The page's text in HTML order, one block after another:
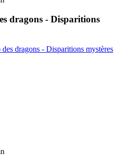
dragons - Disparitions
dragons - Disparitions mystères